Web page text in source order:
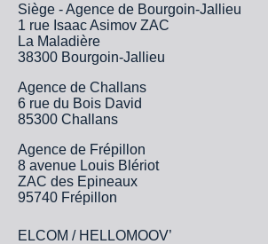
Siège - Agence de Bourgoin-Jallieu
1 rue Isaac Asimov ZAC
La Maladière
38300 Bourgoin-Jallieu
Agence de Challans
6 rue du Bois David
85300 Challans
Agence de Frépillon
8 avenue Louis Blériot
ZAC des Epineaux
95740 Frépillon
ELCOM / HELLOMOOV’